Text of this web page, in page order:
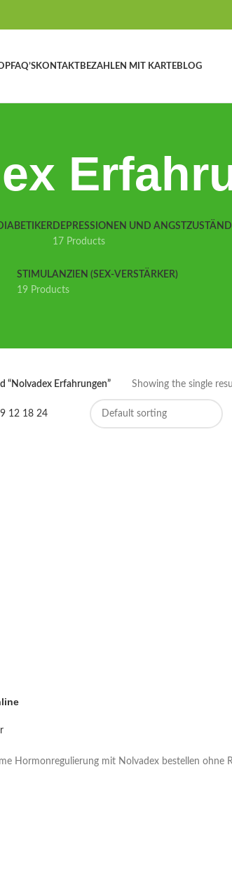
FAQ’SKONTAKTBEZAHLEN MIT KARTEBLOG
DEPRESSIONEN UND
17 Products
STIMULANZIEN (SEX-VERSTÄRKER)
19 Products
“Nolvadex Erfahrungen” Showing the single
9 12 18 24
range: €160 through €220
Hormonregulierung mit Nolvadex bestellen